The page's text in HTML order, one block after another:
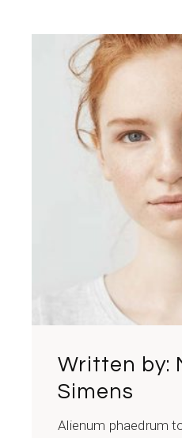
Written by:
Simens
Alienum phaedrum